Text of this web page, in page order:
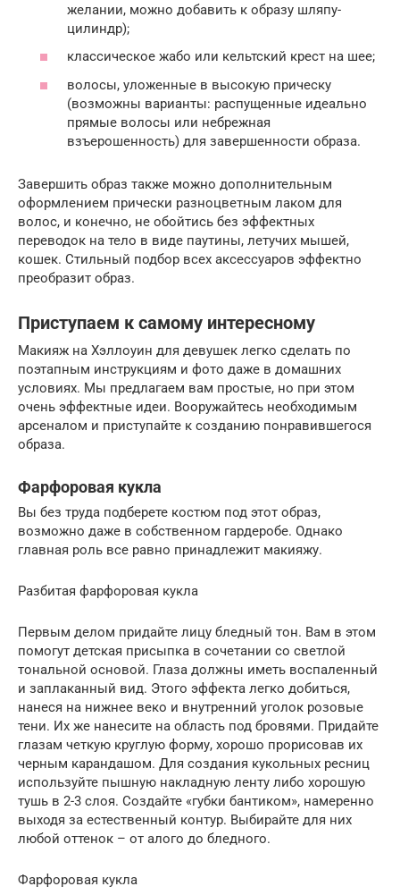
желании, можно добавить к образу шляпу-
цилиндр);
классическое жабо или кельтский крест на шее;
волосы, уложенные в высокую прическу
(возможны варианты: распущенные идеально
прямые волосы или небрежная
взъерошенность) для завершенности образа.
Завершить образ также можно дополнительным
оформлением прически разноцветным лаком для
волос, и конечно, не обойтись без эффектных
переводок на тело в виде паутины, летучих мышей,
кошек. Стильный подбор всех аксессуаров эффектно
преобразит образ.
Приступаем к самому интересному
Макияж на Хэллоуин для девушек легко сделать по
поэтапным инструкциям и фото даже в домашних
условиях. Мы предлагаем вам простые, но при этом
очень эффектные идеи. Вооружайтесь необходимым
арсеналом и приступайте к созданию понравившегося
образа.
Фарфоровая кукла
Вы без труда подберете костюм под этот образ,
возможно даже в собственном гардеробе. Однако
главная роль все равно принадлежит макияжу.
Разбитая фарфоровая кукла
Первым делом придайте лицу бледный тон. Вам в этом
помогут детская присыпка в сочетании со светлой
тональной основой. Глаза должны иметь воспаленный
и заплаканный вид. Этого эффекта легко добиться,
нанеся на нижнее веко и внутренний уголок розовые
тени. Их же нанесите на область под бровями. Придайте
глазам четкую круглую форму, хорошо прорисовав их
черным карандашом. Для создания кукольных ресниц
используйте пышную накладную ленту либо хорошую
тушь в 2-3 слоя. Создайте «губки бантиком», намеренно
выходя за естественный контур. Выбирайте для них
любой оттенок – от алого до бледного.
Фарфоровая кукла